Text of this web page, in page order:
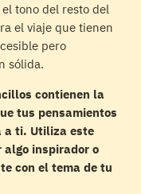
tono del resto del
el viaje que tienen
pero
sólida.
contienen la
tus pensamientos
a ti. Utiliza este
inspirador o
con el tema de tu